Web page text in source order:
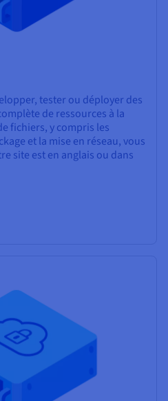
tester ou déployer des
de ressources à la
fichiers, y compris les
et la mise en réseau, vous
site est en anglais ou dans